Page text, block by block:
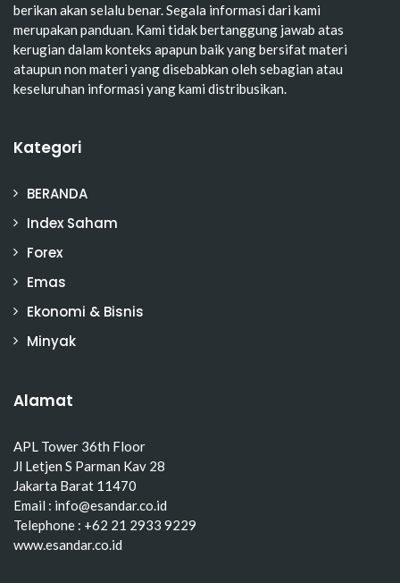
berikan akan selalu benar. Segala informasi dari kami
merupakan panduan. Kami tidak bertanggung jawab atas
kerugian dalam konteks apapun baik yang bersifat materi
ataupun non materi yang disebabkan oleh sebagian atau
keseluruhan informasi yang kami distribusikan.
Kategori
BERANDA
Index Saham
Forex
Emas
Ekonomi & Bisnis
Minyak
Alamat
APL Tower 36th Floor
Jl Letjen S Parman Kav 28
Jakarta Barat 11470
Email : info@esandar.co.id
Telephone : +62 21 2933 9229
www.esandar.co.id